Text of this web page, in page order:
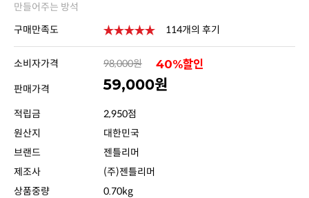
만들어주는 방석
구매만족도
114개의 후기
소비자가격 98,000원 40%할인
판매가격 59,000원
적립금
2,950점
원산지
대한민국
브랜드
젠틀리머
제조사
(주)젠틀리머
상품중량
0.70kg